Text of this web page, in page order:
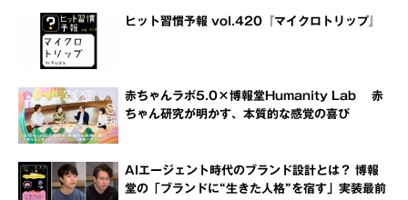
ヒット習慣予報 vol.420『マイクロトリップ』
赤ちゃんラボ5.0×博報堂Humanity Lab 赤
ちゃん研究が明かす、本質的な感覚の喜び
AIエージェント時代のブランド設計とは？ 博報
堂の「ブランドに“生きた人格”を宿す」実装最前